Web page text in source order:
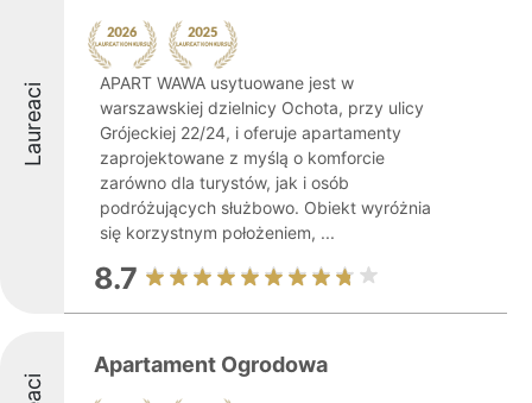
Laureaci
APART WAWA usytuowane jest w
warszawskiej dzielnicy Ochota, przy ulicy
Grójeckiej 22/24, i oferuje apartamenty
zaprojektowane z myślą o komforcie
zarówno dla turystów, jak i osób
podróżujących służbowo. Obiekt wyróżnia
się korzystnym położeniem, ...
8.7
Apartament Ogrodowa